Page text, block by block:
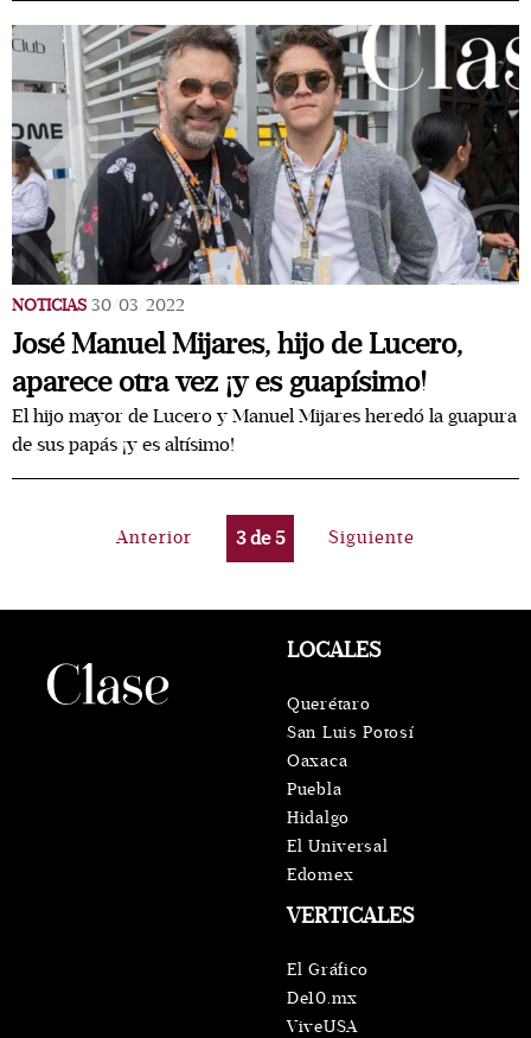
NOTICIAS 30/03/2022
José Manuel Mijares, hijo de Lucero,
aparece otra vez ¡y es guapísimo!
El hijo mayor de Lucero y Manuel Mijares heredó la guapura
de sus papás ¡y es altísimo!
Anterior 3de5 Siguiente
VERTICALES
El Gráfico
De10.mx
ViveUSA
LOCALES
Querétaro
San Luis Potosí
Oaxaca
Puebla
Hidalgo
El Universal
Edomex